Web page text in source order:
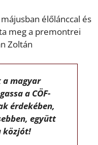
élőlánccal és
meg a premontrei
Zoltán
magyar
a CÖF-
érdekében,
együtt
közjót!